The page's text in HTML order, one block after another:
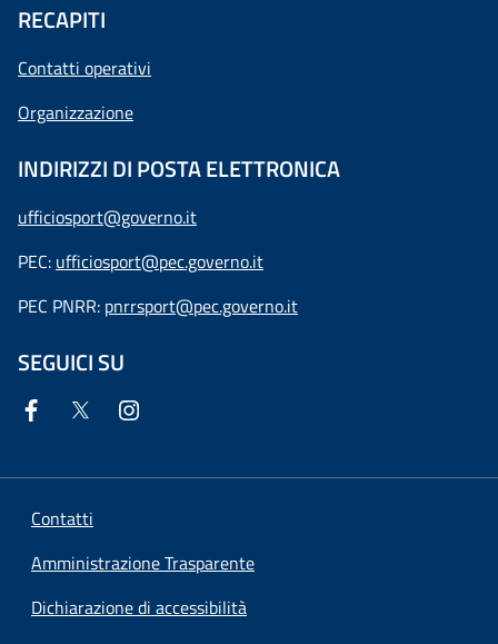
RECAPITI
Contatti operativi
Organizzazione
INDIRIZZI DI POSTA ELETTRONICA
ufficiosport@governo.it
PEC: ufficiosport@pec.governo.it
PEC PNRR: pnrrsport@pec.governo.it
SEGUICI SU
Contatti
Amministrazione Trasparente
Dichiarazione di accessibilità